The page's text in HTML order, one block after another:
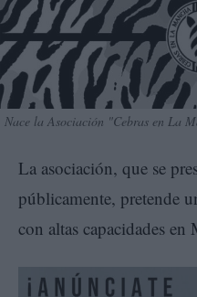
Nace la Asociación "Cebras en La
La asociación, que se
públicamente, pretende
con altas capacidades